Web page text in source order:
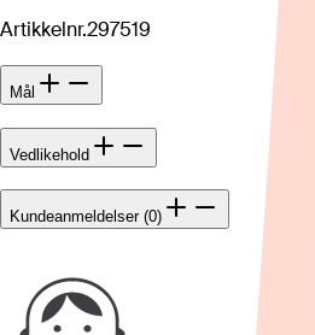
Artikkelnr.297519
Mål
Vedlikehold
Kundeanmeldelser (0)